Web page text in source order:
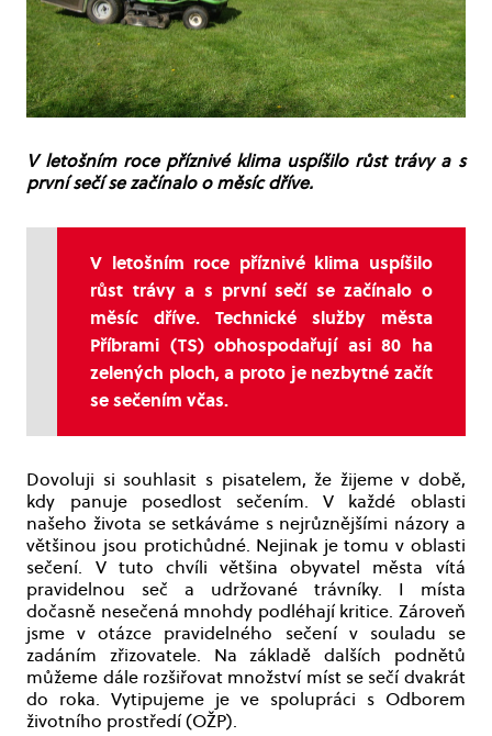
V letošním roce příznivé klima uspíšilo růst trávy a s
první sečí se začínalo o měsíc dříve.
V letošním roce příznivé klima uspíšilo
růst trávy a s první sečí se začínalo o
měsíc dříve. Technické služby města
Příbrami (TS) obhospodařují asi 80 ha
zelených ploch, a proto je nezbytné začít
se sečením včas.
Dovoluji si souhlasit s pisatelem, že žijeme v době,
kdy panuje posedlost sečením. V každé oblasti
našeho života se setkáváme s nejrůznějšími názory a
většinou jsou protichůdné. Nejinak je tomu v oblasti
sečení. V tuto chvíli většina obyvatel města vítá
pravidelnou seč a udržované trávníky. I místa
dočasně nesečená mnohdy podléhají kritice. Zároveň
jsme v otázce pravidelného sečení v souladu se
zadáním zřizovatele. Na základě dalších podnětů
můžeme dále rozšiřovat množství míst se sečí dvakrát
do roka. Vytipujeme je ve spolupráci s Odborem
životního prostředí (OŽP).